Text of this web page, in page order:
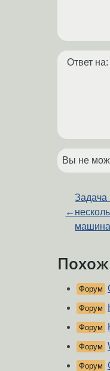
Ответ на:
Вы не
←
Задача
Форум
Форум
Форум
Форум
Форум